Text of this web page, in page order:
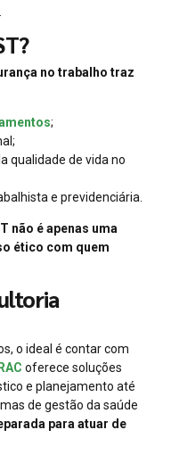
no trabalho traz
;
qualidade de vida no
e previdenciária.
não é apenas uma
ético com quem
o ideal é contar com
oferece soluções
e planejamento até
de gestão da saúde
para atuar de